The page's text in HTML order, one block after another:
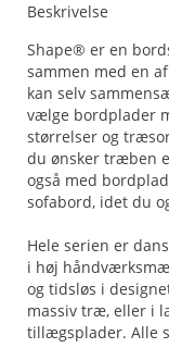
Beskrivelse
Shape® er en
sammen med en
kan selv
vælge bordplader
størrelser og
du ønsker træben
også med
sofabord, idet du
Hele serien er
i høj
og tidsløs i
massiv træ, eller i
tillægsplader. Alle